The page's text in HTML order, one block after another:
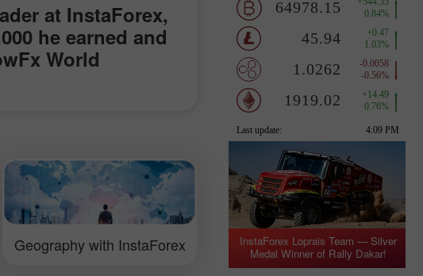
at InstaForex,
he earned and
World
Geography with InstaForex
InstaForex Loprais Team — Silver
Medal Winner of Rally Dakar!